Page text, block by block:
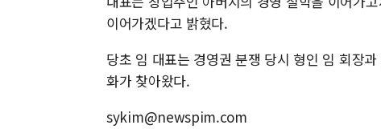
이어가겠다고 밝혔다.
당초 임 대표는 경영권 분쟁 당시 형인 임 회장
화가 찾아왔다.
sykim@newspim.com